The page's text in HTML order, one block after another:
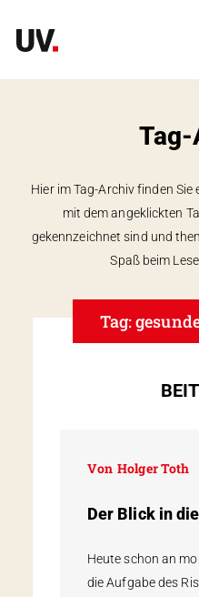
Hier im Tag-Archiv finden
mit dem angeklickten
gekennzeichnet sind und
Spaß beim
Tag:
Von Holger Toth
Der Blick in
Heute schon an
die Aufgabe des